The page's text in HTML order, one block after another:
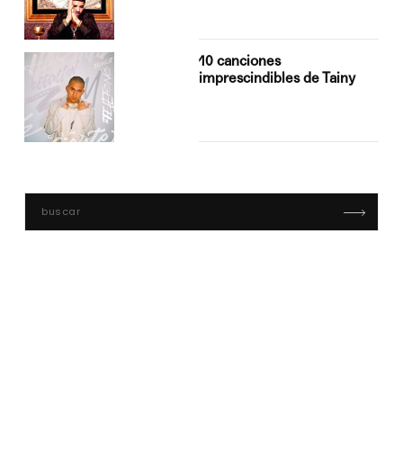
10 canciones
imprescindibles de Tainy